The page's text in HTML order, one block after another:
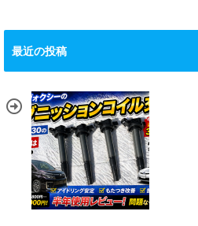
最近の投稿